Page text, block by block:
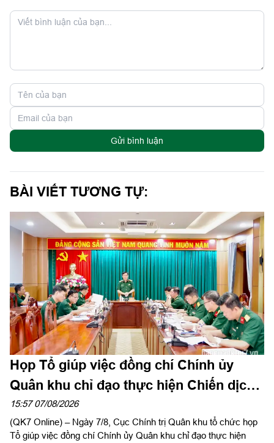
Gửi bình luận
BÀI VIẾT TƯƠNG TỰ:
Họp Tổ giúp việc đồng chí Chính ủy
Quân khu chỉ đạo thực hiện Chiến dịch
500 ngày đêm
15:57 07/08/2026
(QK7 Online) – Ngày 7/8, Cục Chính trị Quân khu tổ chức họp
Tổ giúp việc đồng chí Chính ủy Quân khu chỉ đạo thực hiện